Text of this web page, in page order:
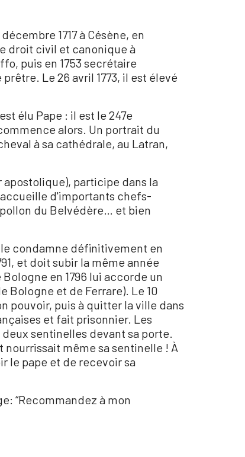
1717 à Césène, en
droit civil et canonique à
puis en 1753 secrétaire
Le 26 avril 1773, il est élevé
élu Pape : il est le 247e
alors. Un portrait du
à sa cathédrale, au Latran,
apostolique), participe dans la
accueille d'importants chefs-
du Belvédère… et bien
condamne définitivement en
et doit subir la même année
en 1796 lui accorde un
Bologne et de Ferrare). Le 10
pouvoir, puis à quitter la ville dans
et fait prisonnier. Les
sentinelles devant sa porte.
même sa sentinelle ! À
le pape et de recevoir sa
“Recommandez à mon